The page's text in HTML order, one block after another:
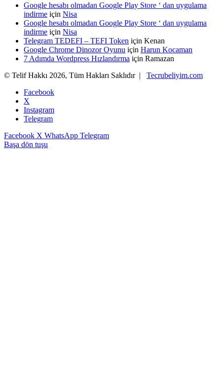
Google hesabı olmadan Google Play Store ‘ dan uygulama
indirme için Nisa
Google hesabı olmadan Google Play Store ‘ dan uygulama
indirme için Nisa
Telegram TEDEFI – TEFI Token için Kenan
Google Chrome Dinozor Oyunu için Harun Kocaman
7 Adımda Wordpress Hızlandırma için Ramazan
© Telif Hakkı 2026, Tüm Hakları Saklıdır | Tecrubeliyim.com
Facebook
X
Instagram
Telegram
Facebook X WhatsApp Telegram
Başa dön tuşu